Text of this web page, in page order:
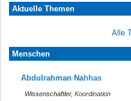
Aktuelle Themen
Alle
Menschen
Abdulrahman Nahhas
Wissenschaftler, Koordination
Christian Haertel
Wissenschaftler